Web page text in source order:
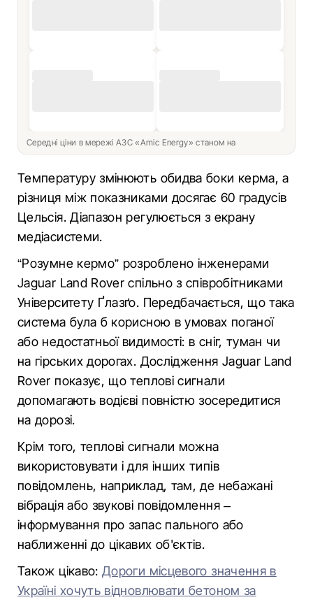
Середні ціни в мережі АЗС «Amic Energy» станом на
Температуру змінюють обидва боки керма, а
різниця між показниками досягає 60 градусів
Цельсія. Діапазон регулюється з екрану
медіасистеми.
“Розумне кермо” розроблено інженерами
Jaguar Land Rover спільно з співробітниками
Університету Ґлазґо. Передбачається, що така
система була б корисною в умовах поганої
або недостатньої видимості: в сніг, туман чи
на гірських дорогах. Дослідження Jaguar Land
Rover показує, що теплові сигнали
допомагають водієві повністю зосередитися
на дорозі.
Крім того, теплові сигнали можна
використовувати і для інших типів
повідомлень, наприклад, там, де небажані
вібрація або звукові повідомлення –
інформування про запас пального або
наближенні до цікавих об'єктів.
Також цікаво:Дороги місцевого значення в
Україні хочуть відновлювати бетоном за